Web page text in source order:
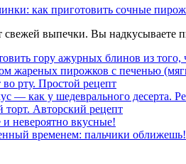
как приготовить сочные
свежей выпечки. Вы надкусываете
гору ажурных блинов из того,
жареных пирожков с печенью
рту. Простой рецепт
— как у шедеврального десерта.
Авторский рецепт
невероятно вкусные!
временем: пальчики оближешь!